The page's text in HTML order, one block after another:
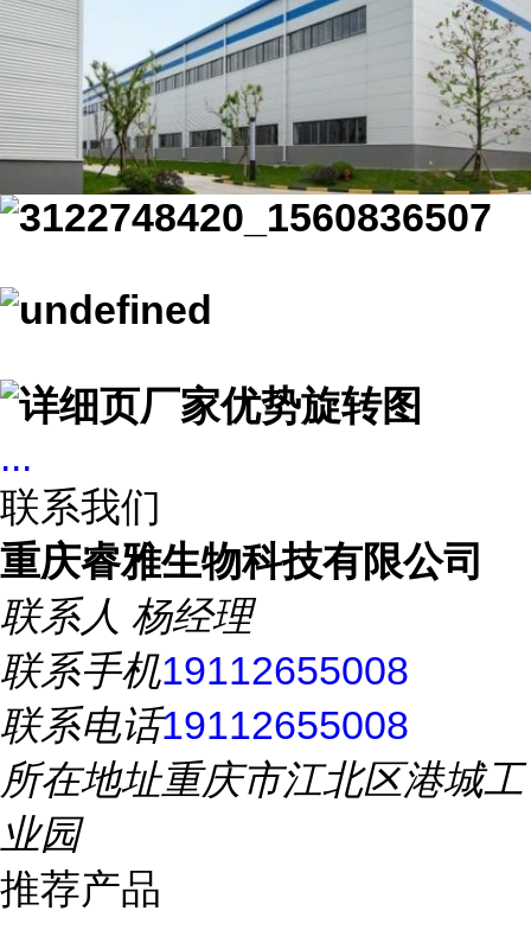
...
联系我们
重庆睿雅生物科技有限公司
联系人 杨经理
联系手机19112655008
联系电话19112655008
所在地址重庆市江北区港城工
业园
推荐产品